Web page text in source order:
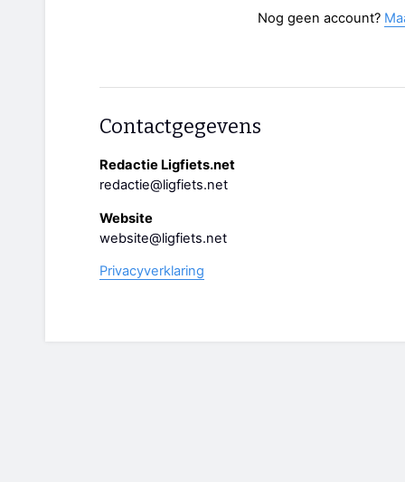
Nog geen account?
Contactgegevens
Redactie Ligfiets.net
redactie@ligfiets.net
Website
website@ligfiets.net
Privacyverklaring